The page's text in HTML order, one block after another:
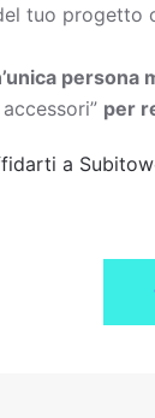
tuo progetto
per
a